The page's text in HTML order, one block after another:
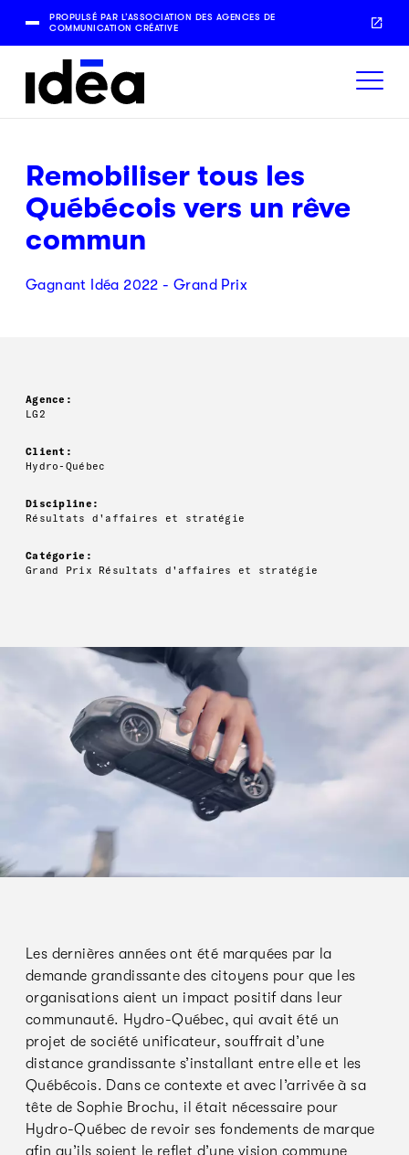
PROPULSÉ PAR L’ASSOCIATION DES AGENCES DE
COMMUNICATION CRÉATIVE
Remobiliser tous les
Québécois vers un rêve
commun
Gagnant Idéa 2022 - Grand Prix
Agence:
LG2
Client:
Hydro-Québec
Discipline:
Résultats d'affaires et stratégie
Catégorie:
Grand Prix Résultats d'affaires et stratégie
Les dernières années ont été marquées par la
demande grandissante des citoyens pour que les
organisations aient un impact positif dans leur
communauté. Hydro-Québec, qui avait été un
projet de société unificateur, souffrait d’une
distance grandissante s’installant entre elle et les
Québécois. Dans ce contexte et avec l’arrivée à sa
tête de Sophie Brochu, il était nécessaire pour
Hydro-Québec de revoir ses fondements de marque
afin qu’ils soient le reflet d’une vision commune